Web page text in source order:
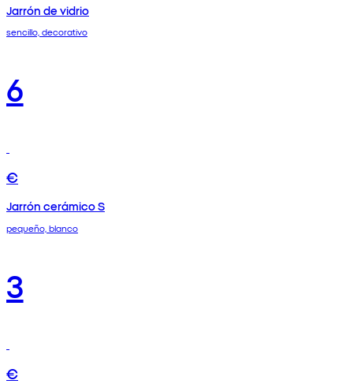
Jarrón de vidrio
sencillo, decorativo
6
€
Jarrón cerámico S
pequeño, blanco
3
€